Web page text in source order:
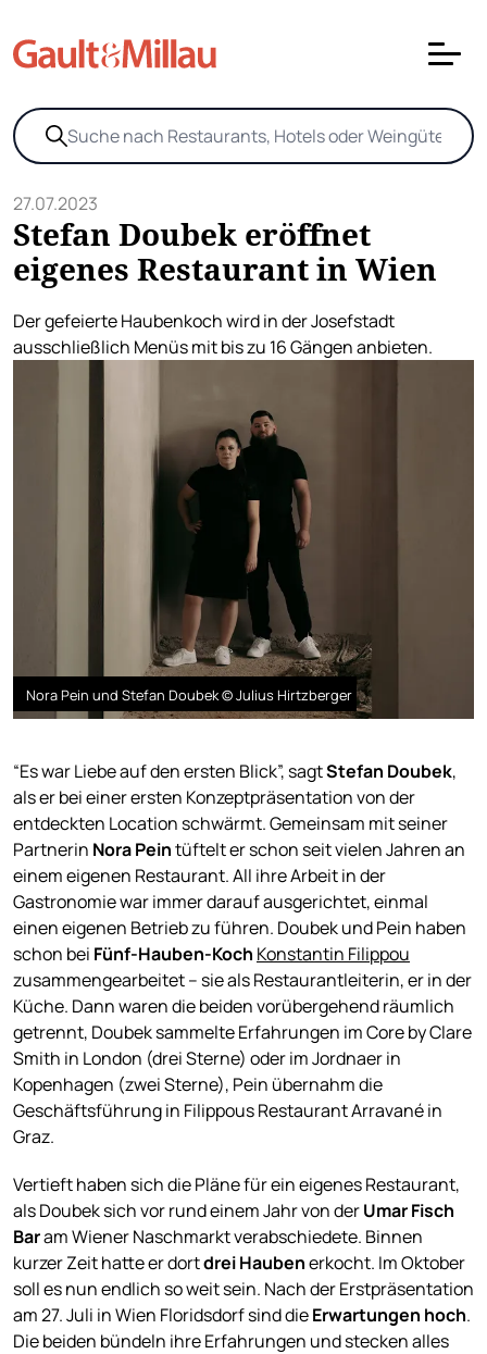
27.07.2023
Stefan Doubek eröffnet
eigenes Restaurant in Wien
Der gefeierte Haubenkoch wird in der Josefstadt
ausschließlich Menüs mit bis zu 16 Gängen anbieten.
Nora Pein und Stefan Doubek © Julius Hirtzberger
“Es war Liebe auf den ersten Blick”, sagtStefan Doubek,
als er bei einer ersten Konzeptpräsentation von der
entdeckten Location schwärmt. Gemeinsam mit seiner
Partnerin Nora Peintüftelt er schon seit vielen Jahren an
einem eigenen Restaurant. All ihre Arbeit in der
Gastronomie war immer darauf ausgerichtet, einmal
einen eigenen Betrieb zu führen. Doubek und Pein haben
schon bei Fünf-Hauben-Koch Konstantin Filippou
zusammengearbeitet – sie als Restaurantleiterin, er in der
Küche. Dann waren die beiden vorübergehend räumlich
getrennt, Doubek sammelte Erfahrungen im Core by Clare
Smith in London (drei Sterne) oder im Jordnaer in
Kopenhagen (zwei Sterne), Pein übernahm die
Geschäftsführung in Filippous Restaurant Arravané in
Graz.
Vertieft haben sich die Pläne für ein eigenes Restaurant,
als Doubek sich vor rund einem Jahr von derUmar Fisch
Baram Wiener Naschmarkt verabschiedete. Binnen
kurzer Zeit hatte er dortdrei Haubenerkocht. Im Oktober
soll es nun endlich so weit sein. Nach der Erstpräsentation
am 27. Juli in Wien Floridsdorf sind dieErwartungen hoch.
Die beiden bündeln ihre Erfahrungen und stecken alles